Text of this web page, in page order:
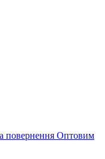
повернення Оптовим